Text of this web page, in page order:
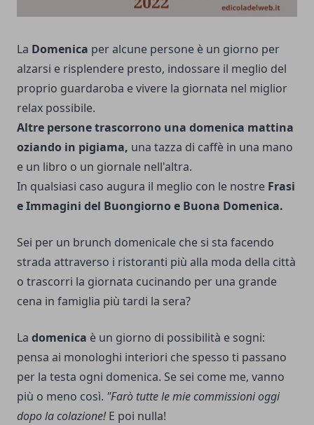
La Domenica per alcune persone è un giorno per
alzarsi e risplendere presto, indossare il meglio del
proprio guardaroba e vivere la giornata nel miglior
relax possibile.
Altre persone trascorrono una domenica mattina
oziando in pigiama, una tazza di caffè in una mano
e un libro o un giornale nell'altra.
In qualsiasi caso augura il meglio con le nostre Frasi
e Immagini del Buongiorno e Buona Domenica.
Sei per un brunch domenicale che si sta facendo
strada attraverso i ristoranti più alla moda della città
o trascorri la giornata cucinando per una grande
cena in famiglia più tardi la sera?
La domenica è un giorno di possibilità e sogni:
pensa ai monologhi interiori che spesso ti passano
per la testa ogni domenica. Se sei come me, vanno
più o meno così. "Farò tutte le mie commissioni oggi
dopo la colazione!E poi nulla!